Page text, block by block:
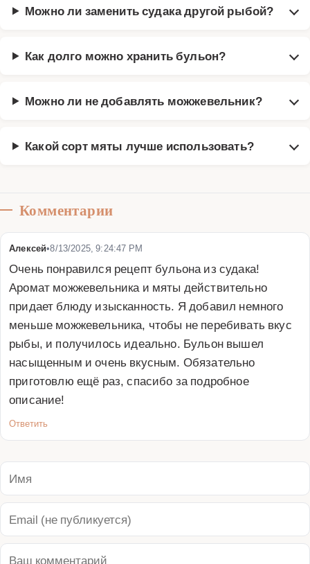
Можно ли заменить судака другой рыбой?
Как долго можно хранить бульон?
Можно ли не добавлять можжевельник?
Какой сорт мяты лучше использовать?
Комментарии
Алексей•8/13/2025, 9:24:47 PM
Очень понравился рецепт бульона из судака!
Аромат можжевельника и мяты действительно
придает блюду изысканность. Я добавил немного
меньше можжевельника, чтобы не перебивать вкус
рыбы, и получилось идеально. Бульон вышел
насыщенным и очень вкусным. Обязательно
приготовлю ещё раз, спасибо за подробное
описание!
Ответить